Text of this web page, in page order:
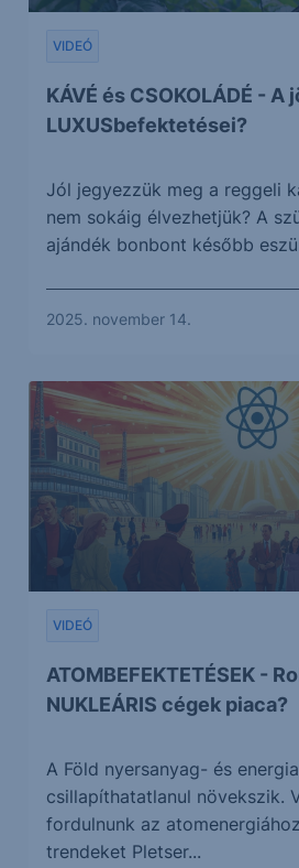
KÁVÉ és CSOKOLÁDÉ - A
LUXUSbefektetései?
VIDEÓ
Jól jegyezzük meg a reggeli
nem sokáig élvezhetjük? A
ajándék bonbont később
2025. november 14.
ATOMBEFEKTETÉSEK -
NUKLEÁRIS cégek piaca?
VIDEÓ
A Föld nyersanyag- és
csillapíthatatlanul növekszik.
fordulnunk az
trendeket Pletser...